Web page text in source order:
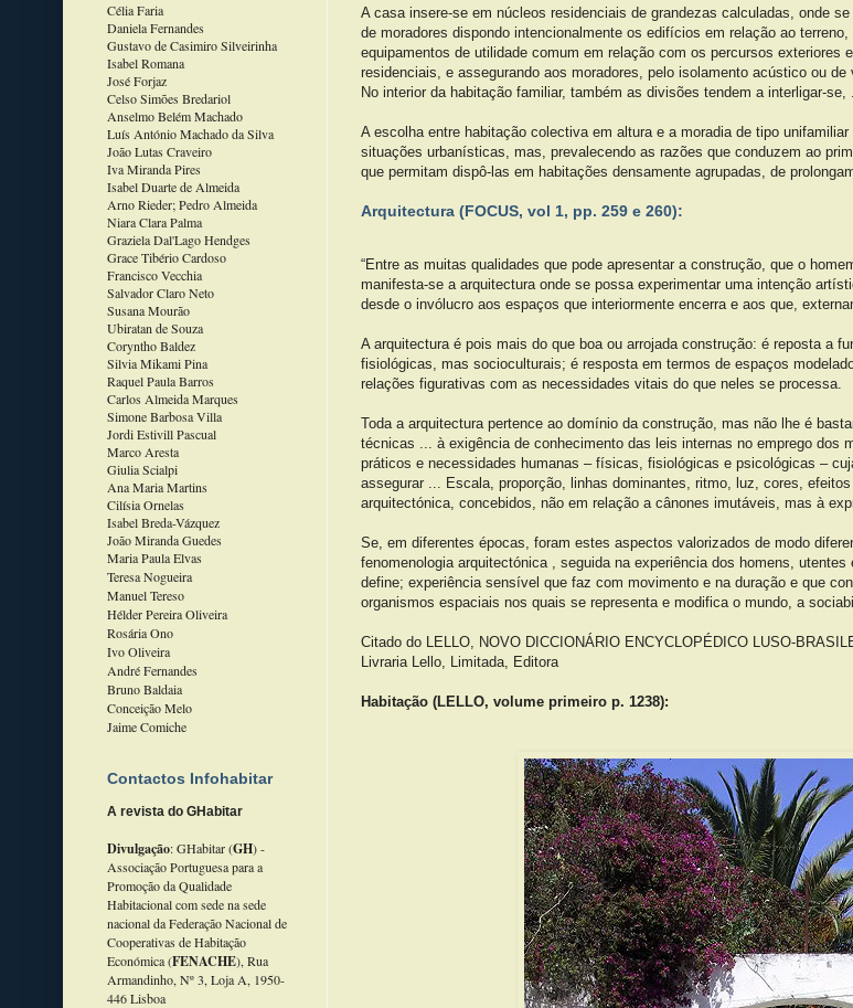
A casa insere-se em núcleos residenciais de grandezas calculadas, onde
de moradores dispondo intencionalmente os edifícios em relação ao
equipamentos de utilidade comum em relação com os percursos exteriores
residenciais, e assegurando aos moradores, pelo isolamento acústico ou
No interior da habitação familiar, também as divisões tendem a interligar-se,
A escolha entre habitação colectiva em altura e a moradia de tipo
situações urbanísticas, mas, prevalecendo as razões que conduzem ao
que permitam dispô-las em habitações densamente agrupadas, de
Arquitectura (FOCUS, vol 1, pp. 259 e 260):
“Entre as muitas qualidades que pode apresentar a construção, que o
manifesta-se a arquitectura onde se possa experimentar uma intenção
desde o invólucro aos espaços que interiormente encerra e aos que,
A arquitectura é pois mais do que boa ou arrojada construção: é reposta a
fisiológicas, mas socioculturais; é resposta em termos de espaços
relações figurativas com as necessidades vitais do que neles se processa.
Toda a arquitectura pertence ao domínio da construção, mas não lhe é
técnicas ... à exigência de conhecimento das leis internas no emprego dos
práticos e necessidades humanas – físicas, fisiológicas e psicológicas –
assegurar ... Escala, proporção, linhas dominantes, ritmo, luz, cores,
arquitectónica, concebidos, não em relação a cânones imutáveis, mas à
Se, em diferentes épocas, foram estes aspectos valorizados de modo
fenomenologia arquitectónica , seguida na experiência dos homens,
define; experiência sensível que faz com movimento e na duração e que
organismos espaciais nos quais se representa e modifica o mundo, a
Citado do LELLO, NOVO DICCIONÁRIO ENCYCLOPÉDICO LUSO-
Livraria Lello, Limitada, Editora
Habitação (LELLO, volume primeiro p. 1238):
Célia Faria
Daniela Fernandes
Gustavo de Casimiro Silveirinha
Isabel Romana
José Forjaz
Celso Simões Bredariol
Anselmo Belém Machado
Luís António Machado da Silva
João Lutas Craveiro
Iva Miranda Pires
Isabel Duarte de Almeida
Arno Rieder; Pedro Almeida
Niara Clara Palma
Graziela Dal'Lago Hendges
Grace Tibério Cardoso
Francisco Vecchia
Salvador Claro Neto
Susana Mourão
Ubiratan de Souza
Coryntho Baldez
Silvia Mikami Pina
Raquel Paula Barros
Carlos Almeida Marques
Simone Barbosa Villa
Jordi Estivill Pascual
Marco Aresta
Giulia Scialpi
Ana Maria Martins
Cilísia Ornelas
Isabel Breda-Vázquez
João Miranda Guedes
Maria Paula Elvas
Teresa Nogueira
Manuel Tereso
Hélder Pereira Oliveira
Rosária Ono
Ivo Oliveira
André Fernandes
Bruno Baldaia
Conceição Melo
Jaime Comiche
Contactos Infohabitar
A revista do GHabitar
Divulgação: GHabitar (GH) -
Associação Portuguesa para a
Promoção da Qualidade
Habitacional com sede na sede
nacional da Federação Nacional de
Cooperativas de Habitação
Económica (FENACHE), Rua
Armandinho, Nº 3, Loja A, 1950-
446 Lisboa